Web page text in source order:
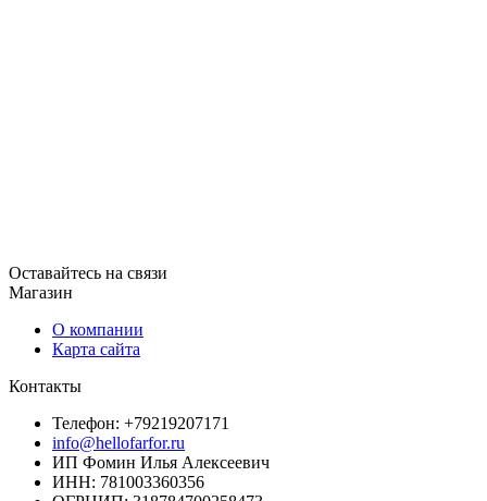
Оставайтесь на связи
Магазин
О компании
Карта сайта
Контакты
Телефон: +79219207171
info@hellofarfor.ru
ИП Фомин Илья Алексеевич
ИНН: 781003360356